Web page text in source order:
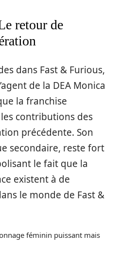
retour de
dans Fast & Furious,
de la DEA Monica
la franchise
contributions des
précédente. Son
secondaire, reste fort
le fait que la
existent à de
le monde de Fast &
féminin puissant mais